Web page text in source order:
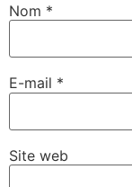
Nom *
E-mail *
Site web